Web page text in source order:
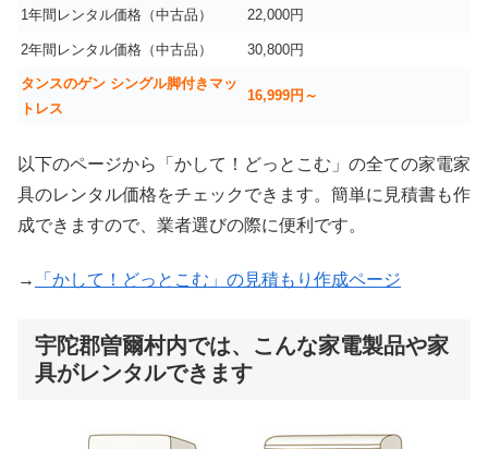
1年間レンタル価格（中古品） 22,000円
2年間レンタル価格（中古品） 30,800円
タンスのゲン シングル脚付きマッ
トレス
16,999円～
以下のページから「かして！どっとこむ」の全ての家電家
具のレンタル価格をチェックできます。簡単に見積書も作
成できますので、業者選びの際に便利です。
→ 「かして！どっとこむ」の見積もり作成ページ
宇陀郡曽爾村内では、こんな家電製品や家
具がレンタルできます